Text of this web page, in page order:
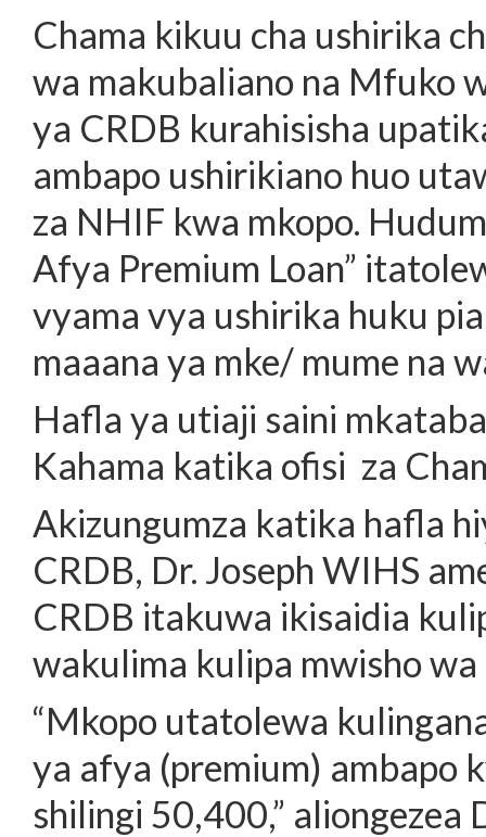
Chama kikuu cha ushirika
wa makubaliano na Mfuko
ya CRDB kurahisisha
ambapo ushirikiano huo
za NHIF kwa mkopo.
Afya Premium Loan”
vyama vya ushirika huku
maaana ya mke/ mume na
Hafla ya utiaji saini
Kahama katika ofisi za
Akizungumza katika hafla
CRDB, Dr. Joseph WIHS
CRDB itakuwa ikisaidia
wakulima kulipa mwisho wa
“Mkopo utatolewa
ya afya (premium) ambapo
shilingi 50,400,” aliongezea